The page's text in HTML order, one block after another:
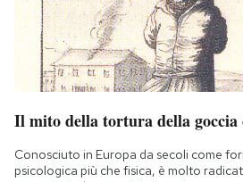
Il mito della tortura della goccia
Conosciuto in Europa da secoli come
psicologica più che fisica, è molto